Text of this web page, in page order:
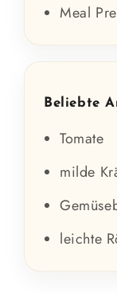
Meal
Beliebte
Tomate
milde
leichte